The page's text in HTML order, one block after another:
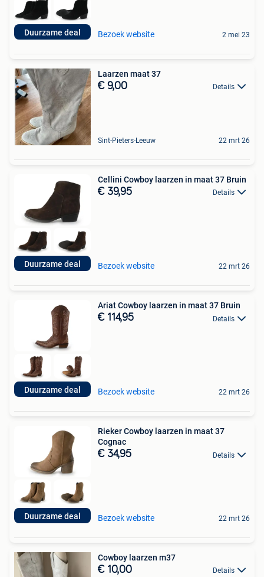
Duurzame deal Bezoek website 2 mei 23
Laarzen maat 37
€ 9,00 Details
Sint-Pieters-Leeuw 22 mrt 26
Duurzame deal
Cellini Cowboy laarzen in maat 37 Bruin
€ 39,95 Details
Bezoek website 22 mrt 26
Duurzame deal
Ariat Cowboy laarzen in maat 37 Bruin
€ 114,95 Details
Bezoek website 22 mrt 26
Duurzame deal
Rieker Cowboy laarzen in maat 37
Cognac
€ 34,95 Details
Bezoek website 22 mrt 26
Cowboy laarzen m37
€ 10,00 Details